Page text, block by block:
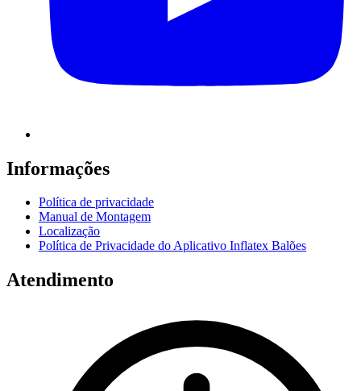
Informações
Política de privacidade
Manual de Montagem
Localização
Política de Privacidade do Aplicativo Inflatex Balões
Atendimento